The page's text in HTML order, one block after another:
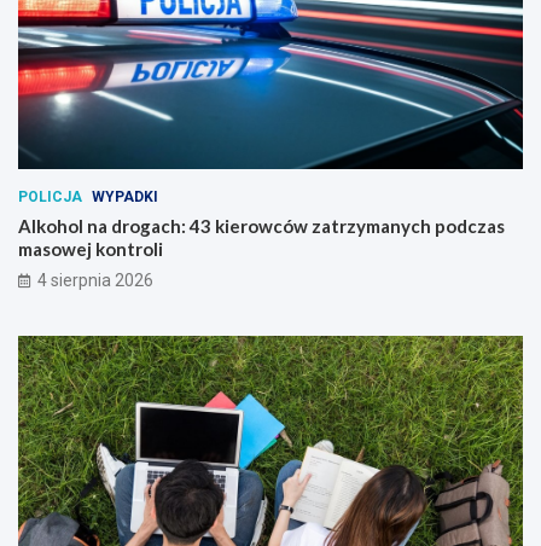
POLICJA WYPADKI
Alkohol na drogach: 43 kierowców zatrzymanych podczas
masowej kontroli
4 sierpnia 2026